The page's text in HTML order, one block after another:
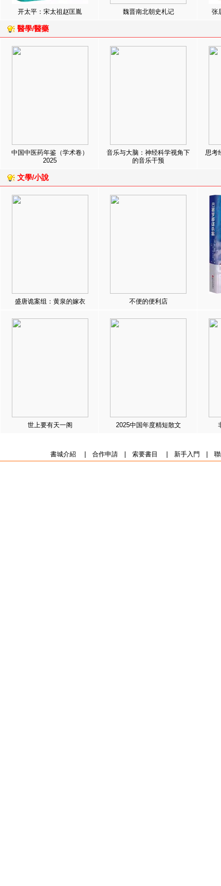
开太平：宋太祖赵匡胤 魏晋南北朝史札记 张
醫學/醫藥
中国中医药年鉴（学术卷）
2025
音乐与大脑：神经科学视角下
的音乐干预
思考
文學/小說
盛唐诡案组：黄泉的嫁衣 不便的便利店
世上要有天一阁 2025中国年度精短散文
書城介紹 合作申請| 索要書目 新手入門